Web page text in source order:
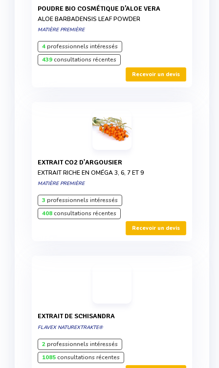
POUDRE BIO COSMÉTIQUE D’ALOE VERA
ALOE BARBADENSIS LEAF POWDER
MATIÈRE PREMIÈRE
4professionnels intéressés
439consultations récentes
Recevoir un devis
EXTRAIT CO2 D'ARGOUSIER
EXTRAIT RICHE EN OMÉGA 3, 6, 7 ET 9
MATIÈRE PREMIÈRE
3 professionnels intéressés
408consultations récentes
Recevoir un devis
EXTRAIT DE SCHISANDRA
FLAVEX NATUREXTRAKTE®
2professionnels intéressés
1085consultations récentes